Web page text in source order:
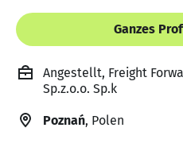
Ganzes
Angestellt, Freight
Sp.z.o.o. Sp.k
Poznań, Polen